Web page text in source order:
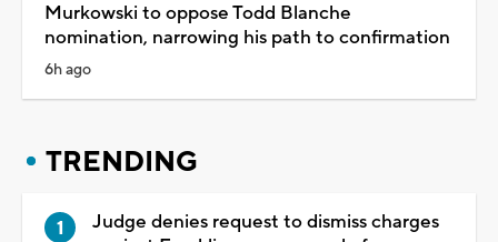
Murkowski to oppose Todd Blanche
nomination, narrowing his path to confirmation
6h ago
TRENDING
Judge denies request to dismiss charges